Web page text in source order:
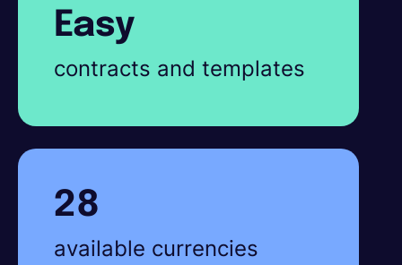
Easy
contracts and templates
28
available currencies